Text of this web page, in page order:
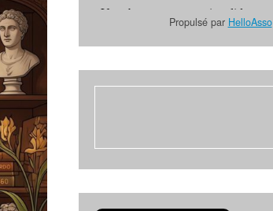
Propulsé par HelloAsso